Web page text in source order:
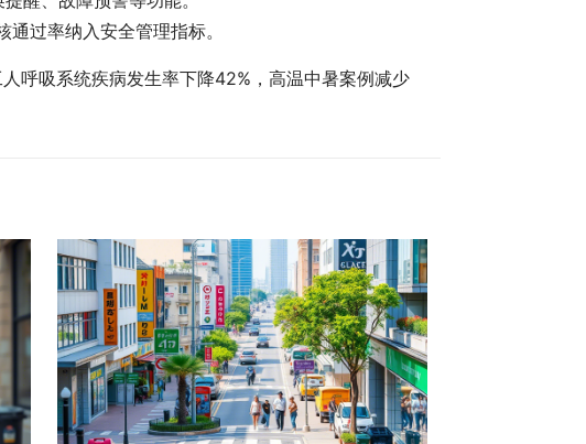
过率纳入安全管理指标。
呼吸系统疾病发生率下降42%，高温中暑案例减少